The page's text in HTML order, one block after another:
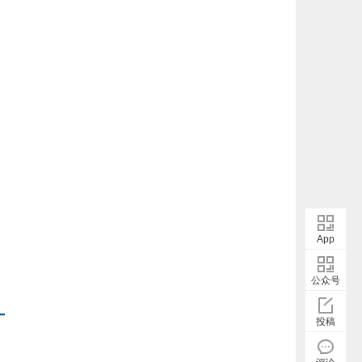
App
公众号
投稿